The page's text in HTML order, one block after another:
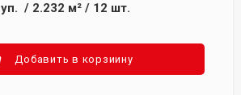
уп. / 2.232 м²/ 12 шт.
Добавить в корзиину